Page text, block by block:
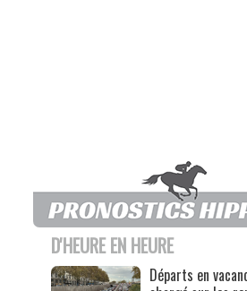
D'HEURE EN HEURE
Départs en